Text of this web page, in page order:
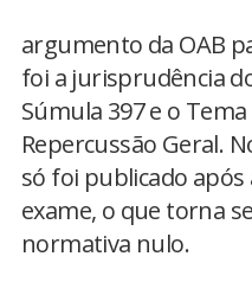
argumento da OAB
foi a jurisprudência
Súmula 397 e o
Repercussão Geral.
só foi publicado após
exame, o que torna
normativa nulo.